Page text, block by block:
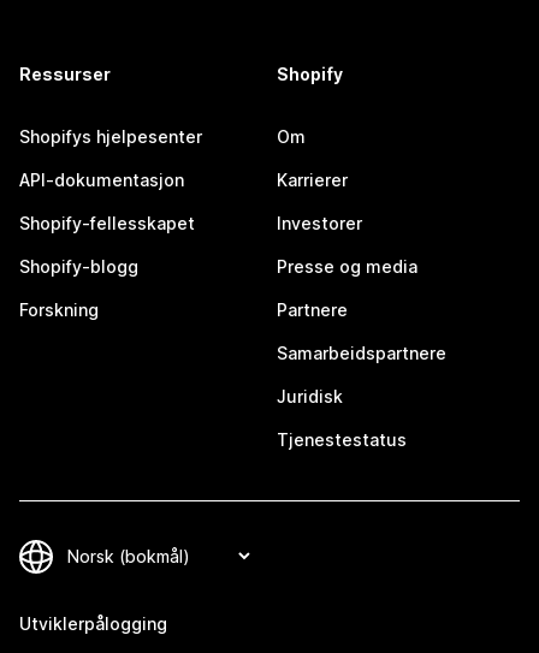
Ressurser
Shopifys hjelpesenter
API-dokumentasjon
Shopify-fellesskapet
Shopify-blogg
Forskning
Shopify
Om
Karrierer
Investorer
Presse og media
Partnere
Samarbeidspartnere
Juridisk
Tjenestestatus
Utviklerpålogging